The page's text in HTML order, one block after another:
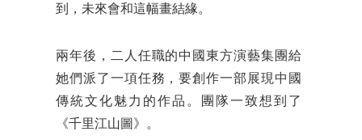
到，未來會和這幅畫結緣。
兩年後，二人任職的中國東方演藝集團給
她們派了一項任務，要創作一部展現中國
傳統文化魅力的作品。團隊一致想到了
《千里江山圖》。